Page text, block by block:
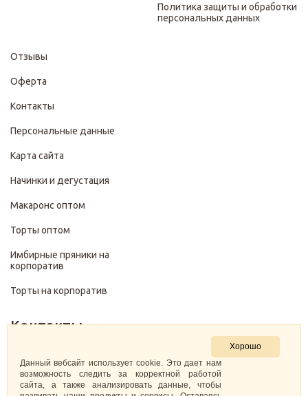
Политика защиты и обработки
персональных данных
Отзывы
Оферта
Контакты
Персональные данные
Карта сайта
Начинки и дегустация
Макаронс оптом
Торты оптом
Имбирные пряники на
корпоратив
Торты на корпоратив
Контакты
+7 (499) 322-28-29
pirojenka.rf@gmail.com
Хорошо
Данный вебсайт использует cookie. Это дает нам
возможность следить за корректной работой
сайта, а также анализировать данные, чтобы